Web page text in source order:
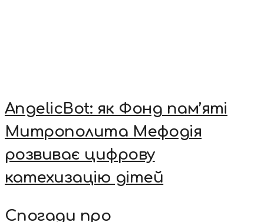
AngelicBot: як Фонд пам’яті
Митрополита Мефодія
розвиває цифрову
катехизацію дітей
Спогади про